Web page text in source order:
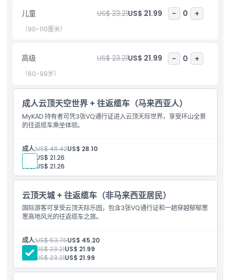
儿童成人政策
营业时间
需要了解的事项
位置
如何兑换
儿童 US$ 23.21US$ 21.99 - 0 +
（90-110厘米）
高级 US$ 23.21US$ 21.99 - 0 +
（60-99岁）
成人云顶天空世界 + 往返缆车（马来西亚人）
MyKAD 持有者可凭3张VQ通行证进入云顶天际世界，享受环山全景
的往返缆车乘坐体验。
成人:US$ 46.42US$ 28.10
儿童: US$ 21.26
高级:US$ 21.26
云顶天城 + 往返缆车（非马来西亚居民）
国际游客可享受云顶天际乐园，包含3张VQ通行证和一趟穿越郁郁葱
葱高地风光的往返缆车之旅。
成人:US$ 53.75US$ 45.20
儿童: US$ 23.21US$ 21.99
高级:
US$ 23.21US$ 21.99